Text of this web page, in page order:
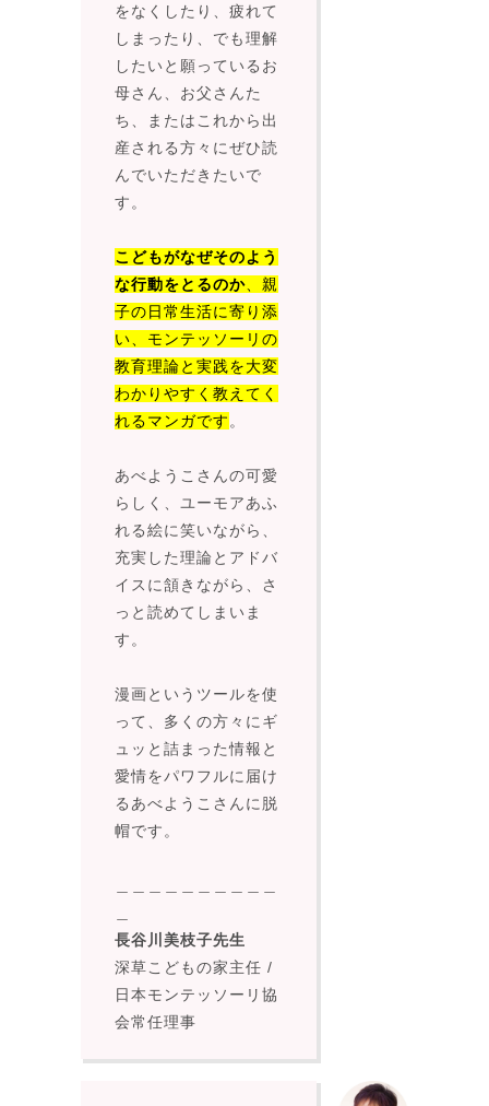
をなくしたり、疲れて
しまったり、でも理解
したいと願っているお
母さん、お父さんた
ち、またはこれから出
産される方々にぜひ読
んでいただきたいで
す。
こどもがなぜそのよう
な行動をとるのか 、親
子の日常生活に寄り添
い、モンテッソーリの
教育理論と実践を大変
わかりやすく教えてく
れるマンガです 。
あべようこさんの可愛
らしく、ユーモアあふ
れる絵に笑いながら、
充実した理論とアドバ
イスに頷きながら、さ
っと読めてしまいま
す。
漫画というツールを使
って、多くの方々にギ
ュッと詰まった情報と
愛情をパワフルに届け
るあべようこさんに脱
帽です。
長谷川美枝子先生
深草こどもの家主任 /
日本モンテッソーリ協
会常任理事